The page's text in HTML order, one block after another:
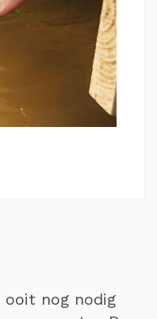
ooit nog nodig